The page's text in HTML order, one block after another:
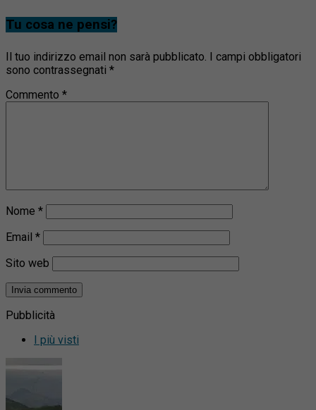
Tu cosa ne pensi?
Il tuo indirizzo email non sarà pubblicato. I campi obbligatori
sono contrassegnati *
Commento *
Nome *
Email *
Sito web
Pubblicità
I più visti